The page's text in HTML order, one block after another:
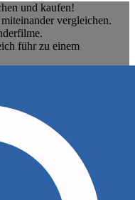
und kaufen!
vergleichen.
führ zu einem